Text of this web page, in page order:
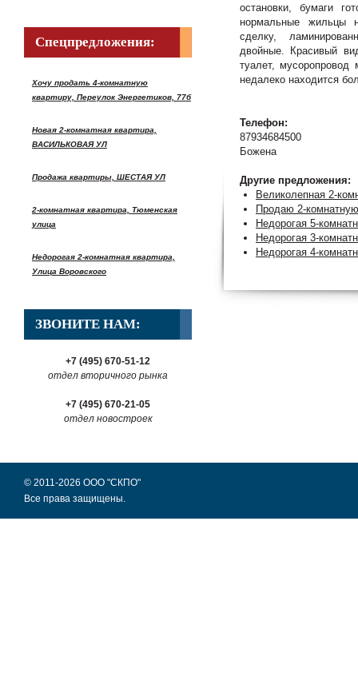
Спецпредложения:
Хочу продать 4-комнатную
квартиру, Переулок Энергетиков, 77б
Новая 2-комнатная квартира,
ВАСИЛЬКОВАЯ УЛ
Продажа квартиры, ШЕСТАЯ УЛ
2-комнатная квартира, Тюменская
улица
Недорогая 2-комнатная квартира,
Улица Воровского
ЗВОНИТЕ НАМ:
+7 (495) 670-51-12
отдел вторичного рынка
+7 (495) 670-21-05
отдел новостроек
остановки, бумаги
нормальные жильцы
сделку,
двойные. Красивый
туалет,
недалеко находится
Телефон:
87934684500
Божена
Другие предложения:
Великолепная 2-
Продаю 2-
Недорогая 5-
Недорогая 3-
Недорогая 4-
© 2011-2026 ООО "СКПО"
Все права защищены.